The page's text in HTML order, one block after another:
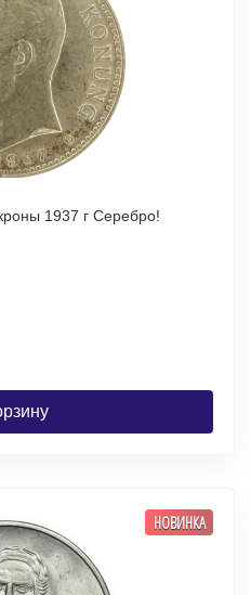
Швеция Король Густав V 2 кроны 1937 г Серебро!
НОВИНКА